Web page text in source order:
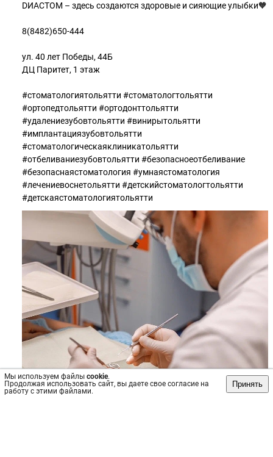
Мы используем файлы cookie.
Продолжая использовать сайт, вы даете свое согласие на
работу с этими файлами.
Принять
DИАСТОМ – здесь создаются здоровые и сияющие улыбки🧡
8(8482)650-444
ул. 40 лет Победы, 44Б
ДЦ Паритет, 1 этаж
#стоматологиятольятти #стоматологтольятти
#ортопедтольятти #ортодонттольятти
#удалениезубовтольятти #винирытольятти
#имплантациязубовтольятти
#стоматологическаяклиникатольятти
#отбеливаниезубовтольятти #безопасноеотбеливание
#безопаснаястоматология #умнаястоматология
#лечениевоснетольятти #детскийстоматологтольятти
#детскаястоматологиятольятти